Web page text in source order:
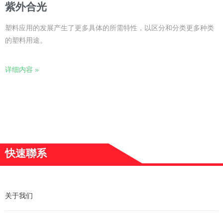
紫外合光
塑料应用的发展产生了更多具体的所需特性，以区分和分类更多种类
的塑料用途。
详细内容 »
快速聯系
关于我们